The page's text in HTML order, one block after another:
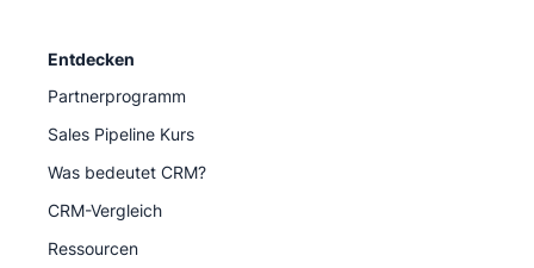
Entdecken
Partnerprogramm
Sales Pipeline Kurs
Was bedeutet CRM?
CRM-Vergleich
Ressourcen